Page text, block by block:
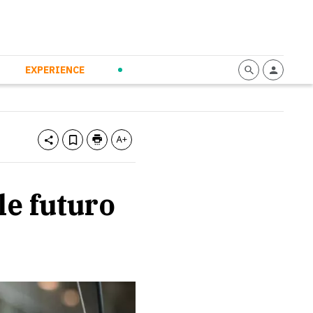
EXPERIENCE
futuro